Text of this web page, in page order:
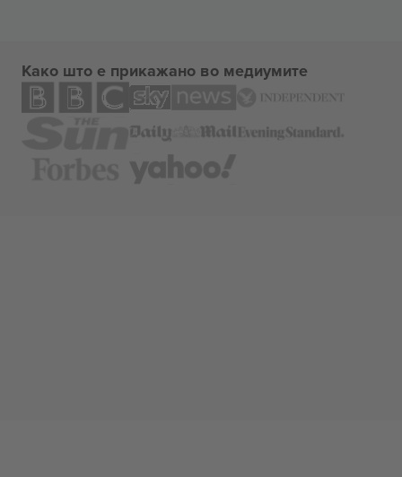
Како што е прикажано во медиумите